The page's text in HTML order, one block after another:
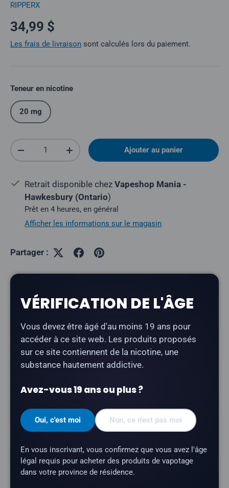
RIPPERX
Prix normal
34,99 $
Les frais de livraison sont calculés lors du paiement.
Teneur en nicotine
20 mg
Quantité
Réduire la quantitéAugmenter la quantitéAjouter au panier
Retrait disponible chez Vapeshop Mania -
Hawkesbury (Ontario)
Prêt en 4 heures, en général
Afficher les informations sur le magasin
Partager :
Description
La cartoucheRipper X Pod « Pink Bomb Ice »offre un
goût de limonade rose avec une finale glacée
rafraîchissante. Compatible avec le Ripper X Ultra.
Contenu de l'emballage :1 capsule
Contenance en e-liquide :25 ml
Teneur en nicotine :20 mg/ml
Profil aromatique :Limonade rose,
rafraîchissante
Nombre de bouffées :environ 75 000 bouffées
VÉRIFICATION DE L'ÂGE
Vous devez être âgé d'au moins 19 ans pour
accéder à ce site web. Les produits proposés
sur ce site contiennent de la nicotine, une
substance hautement addictive.
Avez-vous 19 ans ou plus ?
Oui, c'est moi Non, ce n'est pas moi
En vous inscrivant, vous confirmez que vous avez l'âge
légal requis pour acheter des produits de vapotage
dans votre province de résidence.